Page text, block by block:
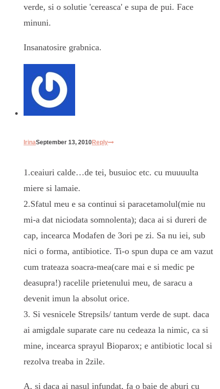
verde, si o solutie 'cereasca' e supa de pui. Face
minuni.
Insanatosire grabnica.
IrinaSeptember 13, 2010Reply
1.ceaiuri calde…de tei, busuioc etc. cu muuuulta
miere si lamaie.
2.Sfatul meu e sa continui si paracetamolul(mie nu
mi-a dat niciodata somnolenta); daca ai si dureri de
cap, incearca Modafen de 3ori pe zi. Sa nu iei, sub
nici o forma, antibiotice. Ti-o spun dupa ce am vazut
cum trateaza soacra-mea(care mai e si medic pe
deasupra!) racelile prietenului meu, de saracu a
devenit imun la absolut orice.
3. Si vesnicele Strepsils/ tantum verde de supt. daca
ai amigdale suparate care nu cedeaza la nimic, ca si
mine, incearca sprayul Bioparox; e antibiotic local si
rezolva treaba in 2zile.
A, si daca ai nasul infundat, fa o baie de aburi cu